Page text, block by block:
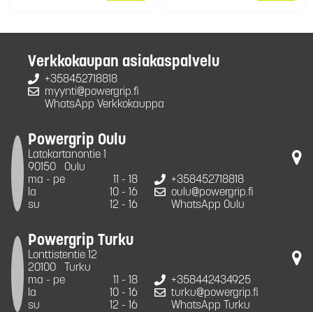
Verkkokaupan asiakaspalvelu
+358452718818
myynti@powergrip.fi
WhatsApp Verkkokauppa
Powergrip Oulu
Latokartanontie 1
90150
Oulu
ma - pe
11 - 18
la
10 - 16
su
12 - 16
+358452718818
oulu@powergrip.fi
WhatsApp Oulu
Powergrip Turku
Lonttistentie 12
20100
Turku
ma - pe
11 - 18
la
10 - 16
su
12 - 16
+358442434925
turku@powergrip.fi
WhatsApp Turku